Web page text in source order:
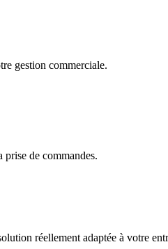
gestion commerciale.
de commandes.
réellement adaptée à votre